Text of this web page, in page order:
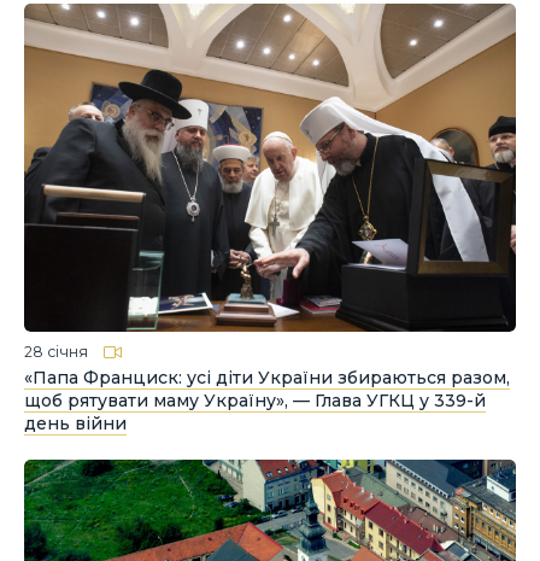
28 січня
«Папа Франциск: усі діти України збираються разом,
щоб рятувати маму Україну», — Глава УГКЦ у 339-й
день війни